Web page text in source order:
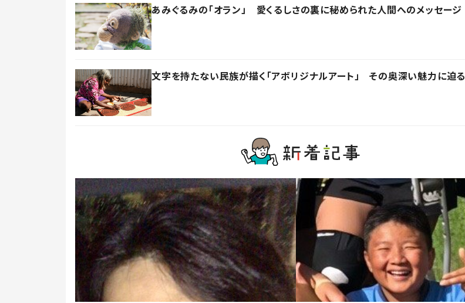
あみぐるみの「オラン」 愛くるしさの裏に秘められた人間へのメッセージ
文字を持たない民族が描く「アボリジナルアート」 その奥深い魅力に迫る